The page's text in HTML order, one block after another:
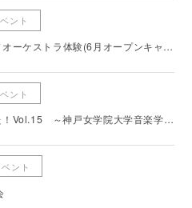
ント
ーケストラ体験(6月オープンキャン
ント
！Vol.15 ～神戸女学院大学音楽学部
ベント